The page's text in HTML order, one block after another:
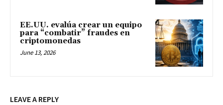
EE.UU. evalúa crear un equipo
para “combatir” fraudes en
criptomonedas
June 13, 2026
LEAVE A REPLY